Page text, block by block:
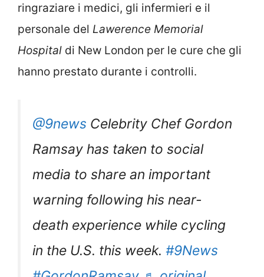
ringraziare i medici, gli infermieri e il
personale del Lawerence Memorial
Hospital di New London per le cure che gli
hanno prestato durante i controlli.
@9news Celebrity Chef Gordon
Ramsay has taken to social
media to share an important
warning following his near-
death experience while cycling
in the U.S. this week. #9News